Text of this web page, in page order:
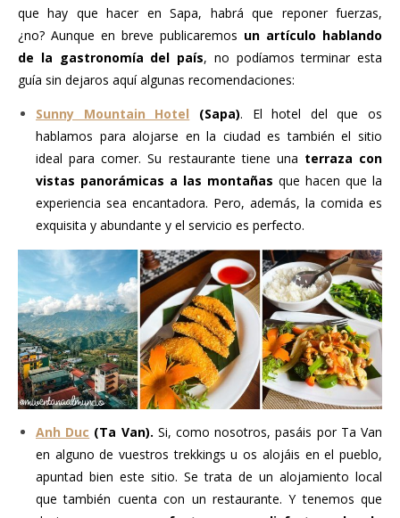
que hay que hacer en Sapa, habrá que reponer fuerzas,
¿no? Aunque en breve publicaremos un artículo hablando
de la gastronomía del país, no podíamos terminar esta
guía sin dejaros aquí algunas recomendaciones:
Sunny Mountain Hotel
(Sapa). El hotel del que os
hablamos para alojarse en la ciudad es también el sitio
ideal para comer. Su restaurante tiene una terraza con
vistas panorámicas a las montañas que hacen que la
experiencia sea encantadora. Pero, además, la comida es
exquisita y abundante y el servicio es perfecto.
Anh Duc (Ta Van). Si, como nosotros, pasáis por Ta Van
en alguno de vuestros trekkings u os alojáis en el pueblo,
apuntad bien este sitio. Se trata de un alojamiento local
que también cuenta con un restaurante. Y tenemos que